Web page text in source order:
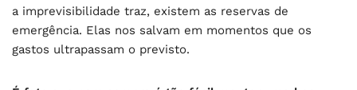
a imprevisibilidade traz, existem as reservas de
emergência. Elas nos salvam em momentos que os
gastos ultrapassam o previsto.